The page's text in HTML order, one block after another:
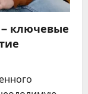
– ключевые